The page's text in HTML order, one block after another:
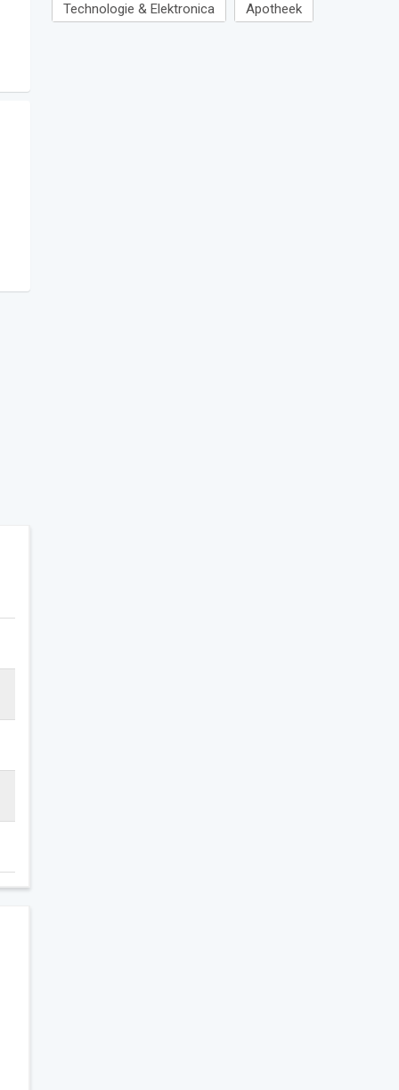
Technologie & Elektronica
Apotheek